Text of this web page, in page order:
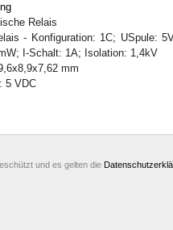
Relais
- Konfiguration: 1C; USpule:
I-Schalt: 1A; Isolation: 1,4kV
mm
: 5 VDC
und es gelten die